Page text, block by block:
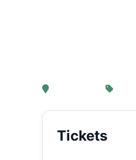
, Amsterdam
Tickets